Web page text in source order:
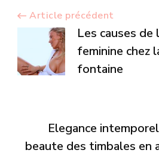
d’article
Article précédent
Les causes de
feminine chez
fontaine
Elegance
beaute des timbales en